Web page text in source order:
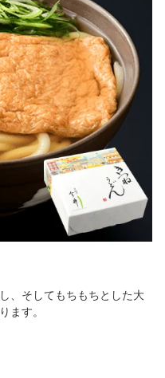
、そしてもちもちとした大
ます。